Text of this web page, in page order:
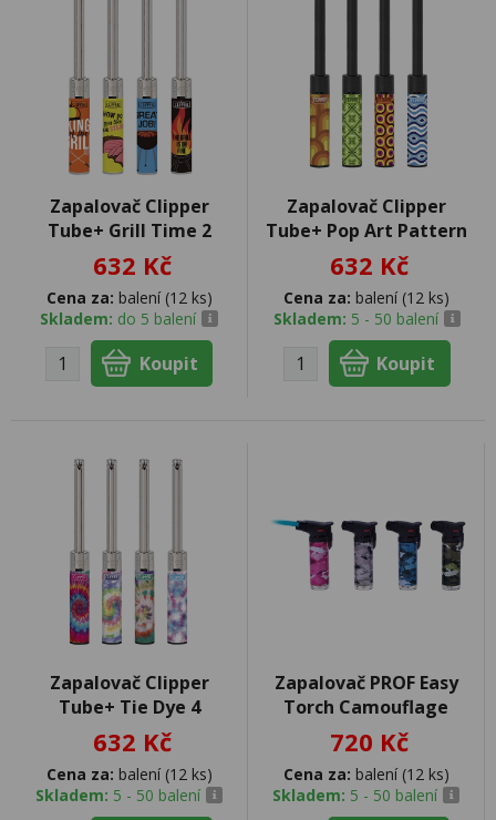
Zapalovač Clipper
Tube+ Grill Time 2
632 Kč
Cena za: balení (12 ks)
Skladem: do 5 balení
Zapalovač Clipper
Tube+ Pop Art Pattern
632 Kč
Cena za: balení (12 ks)
Skladem: 5 - 50 balení
Zapalovač Clipper
Tube+ Tie Dye 4
632 Kč
Cena za: balení (12 ks)
Skladem: 5 - 50 balení
Zapalovač PROF Easy
Torch Camouflage
720 Kč
Cena za: balení (12 ks)
Skladem: 5 - 50 balení